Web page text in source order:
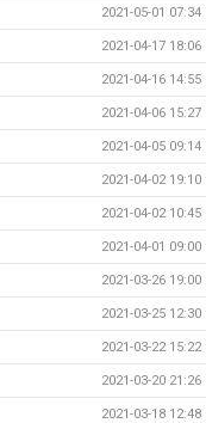
2021-05-01 07:34
2021-04-17 18:06
2021-04-16 14:55
2021-04-06 15:27
2021-04-05 09:14
2021-04-02 19:10
2021-04-02 10:45
2021-04-01 09:00
2021-03-26 19:00
2021-03-25 12:30
2021-03-22 15:22
2021-03-20 21:26
2021-03-18 12:48